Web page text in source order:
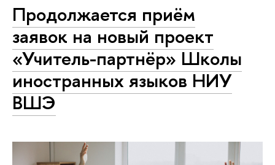
Продолжается приём
заявок на новый проект
«Учитель-партнёр» Школы
иностранных языков НИУ
ВШЭ